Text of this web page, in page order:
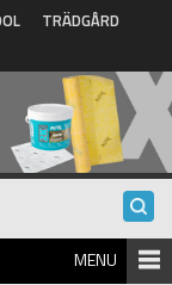
TRÄDGÅRD
MENU